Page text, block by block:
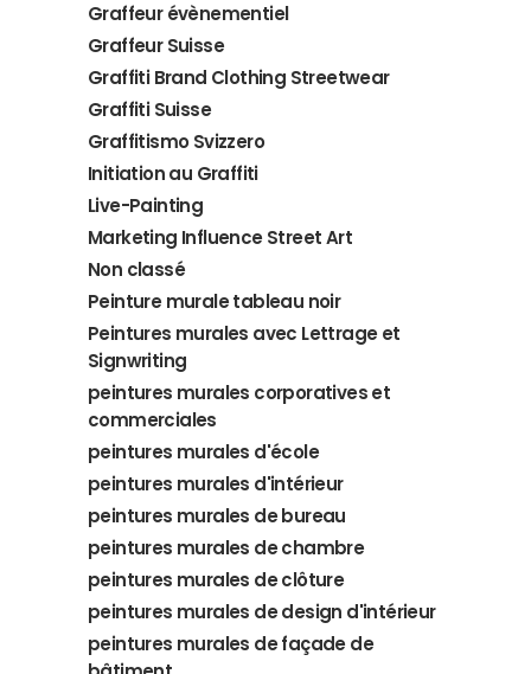
Graffeur évènementiel
Graffeur Suisse
Graffiti Brand Clothing Streetwear
Graffiti Suisse
Graffitismo Svizzero
Initiation au Graffiti
Live-Painting
Marketing Influence Street Art
Non classé
Peinture murale tableau noir
Peintures murales avec Lettrage et
Signwriting
peintures murales corporatives et
commerciales
peintures murales d'école
peintures murales d'intérieur
peintures murales de bureau
peintures murales de chambre
peintures murales de clôture
peintures murales de design d'intérieur
peintures murales de façade de